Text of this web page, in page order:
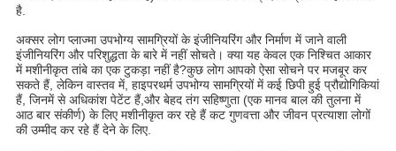
है.
अक्सर लोग प्लाज्मा उपभोग्य सामग्रियों के इंजीनियरिंग और निर्माण में जाने वाली
इंजीनियरिंग और परिशुद्धता के बारे में नहीं सोचते। क्या यह केवल एक निश्चित आकार
में मशीनीकृत तांबे का एक टुकड़ा नहीं है?कुछ लोग आपको ऐसा सोचने पर मजबूर कर
सकते हैं, लेकिन वास्तव में, हाइपरथर्म उपभोग्य सामग्रियों में कई छिपी हुई प्रौद्योगिकियां
हैं, जिनमें से अधिकांश पेटेंट हैं,और बेहद तंग सहिष्णुता (एक मानव बाल की तुलना में
आठ बार संकीर्ण) के लिए मशीनीकृत कर रहे हैं कट गुणवत्ता और जीवन प्रत्याशा लोगों
की उम्मीद कर रहे हैं देने के लिए.